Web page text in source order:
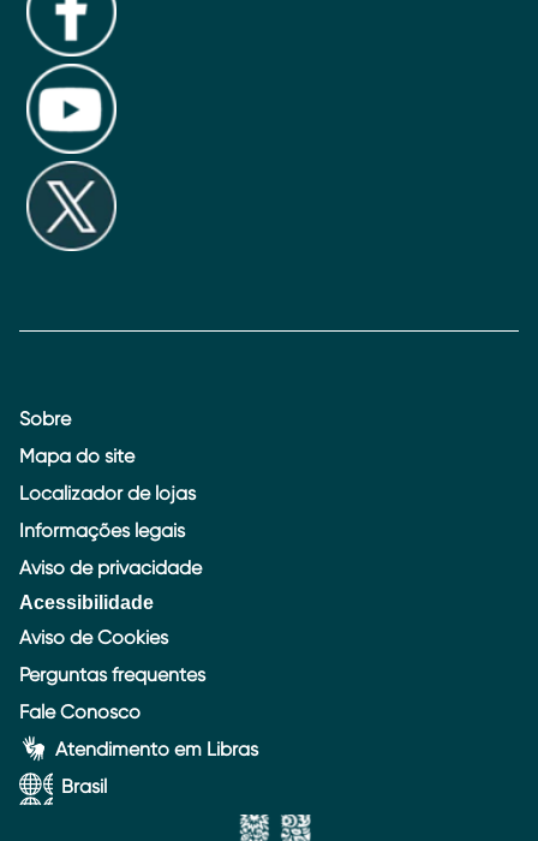
Sobre
Mapa do site
Localizador de lojas
Informações legais
Aviso de privacidade
Acessibilidade
Aviso de Cookies
Perguntas frequentes
Fale Conosco
Atendimento em Libras
Brasil